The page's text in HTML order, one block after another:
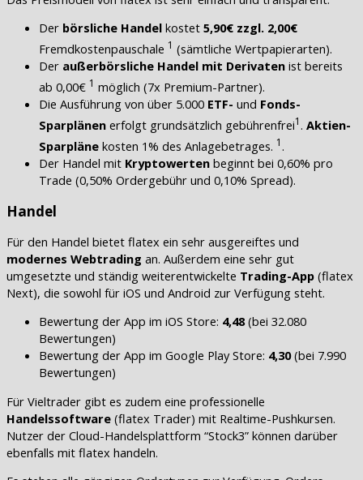
Der börsliche Handel kostet 5,90€ zzgl. 2,00€
Fremdkostenpauschale 1 (sämtliche Wertpapierarten).
Der außerbörsliche Handel mit Derivaten ist bereits
ab 0,00€ 1 möglich (7x Premium-Partner).
Die Ausführung von über 5.000 ETF- und Fonds-
Sparplänen erfolgt grundsätzlich gebührenfrei1 . Aktien-
Sparpläne kosten 1% des Anlagebetrages. 1 .
Der Handel mit Kryptowerten beginnt bei 0,60% pro
Trade (0,50% Ordergebühr und 0,10% Spread).
Handel
Für den Handel bietet flatex ein sehr ausgereiftes und
modernes Webtrading an. Außerdem eine sehr gut
umgesetzte und ständig weiterentwickelte Trading-App (flatex
Next), die sowohl für iOS und Android zur Verfügung steht.
Bewertung der App im iOS Store: 4,48(bei 32.080
Bewertungen)
Bewertung der App im Google Play Store: 4,30(bei 7.990
Bewertungen)
Für Vieltrader gibt es zudem eine professionelle
Handelssoftware (flatex Trader) mit Realtime-Pushkursen.
Nutzer der Cloud-Handelsplattform “Stock3” können darüber
ebenfalls mit flatex handeln.